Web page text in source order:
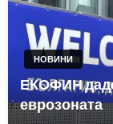
НОВИНИ
ЕКОФИН
еврозоната